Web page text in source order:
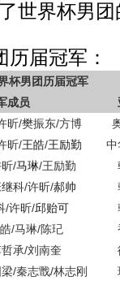
世界杯男
届冠军：
杯男团历届冠军
成员
昕/樊振东/方博
昕/王皓/王励勤
中
/马琳/王励勤
科/许昕/郝帅
/许昕/邱贻可
/马琳/陈玘
承/刘南奎
/秦志戬/林志刚